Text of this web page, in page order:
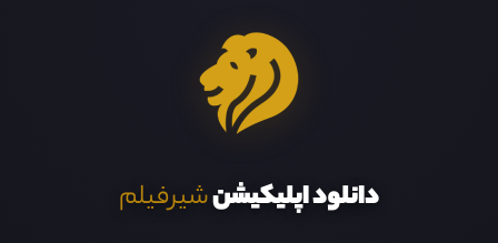
دانلود اپلیکیشنشیرفیلم